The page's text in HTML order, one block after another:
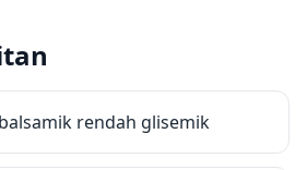
rendah glisemik